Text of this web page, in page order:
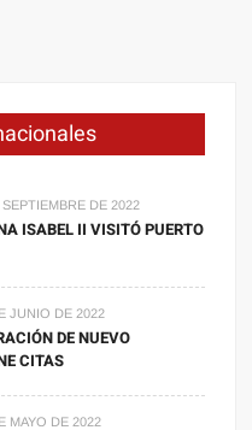
SEPTIEMBRE DE 2022
ISABEL II VISITÓ PUERTO
JUNIO DE 2022
DE NUEVO
CITAS
MAYO DE 2022